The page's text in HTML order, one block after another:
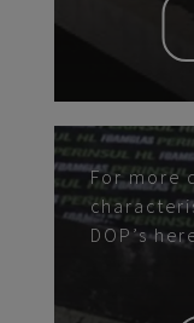
For more
DOP’s